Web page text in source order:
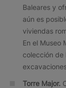
Baleares y
aún es
viviendas
En el Museo
colección de
Torre Major.